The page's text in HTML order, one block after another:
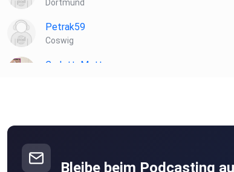
Dortmund
Petrak59
Coswig
CarlottaMotte
barbarasanta579
Bleibe beim Podcasting